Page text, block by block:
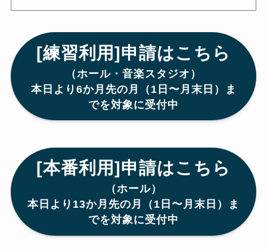
[練習利用]申請はこちら
（ホール・音楽スタジオ）
本日より6か月先の月（1日〜月末日）ま
でを対象に受付中
[本番利用]申請はこちら
（ホール）
本日より13か月先の月（1日〜月末日）ま
でを対象に受付中